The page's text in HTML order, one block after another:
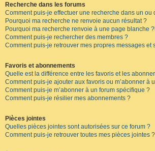
Recherche dans les forums
Comment puis-je effectuer une recherche dans un ou
Pourquoi ma recherche ne renvoie aucun résultat ?
Pourquoi ma recherche renvoie à une page blanche
Comment puis-je rechercher des membres ?
Comment puis-je retrouver mes propres messages et
Favoris et abonnements
Quelle est la différence entre les favoris et les
Comment puis-je ajouter aux favoris ou m’abonner à
Comment puis-je m’abonner à un forum spécifique ?
Comment puis-je résilier mes abonnements ?
Pièces jointes
Quelles pièces jointes sont autorisées sur ce forum ?
Comment puis-je retrouver toutes mes pièces jointes ?